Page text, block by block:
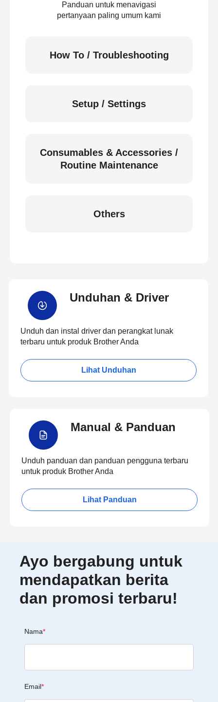
Panduan untuk menavigasi
pertanyaan paling umum kami
How To / Troubleshooting
Setup / Settings
Consumables & Accessories /
Routine Maintenance
Others
Unduhan & Driver
Unduh dan instal driver dan perangkat lunak
terbaru untuk produk Brother Anda
Lihat Unduhan
Manual & Panduan
Unduh panduan dan panduan pengguna terbaru
untuk produk Brother Anda
Lihat Panduan
Ayo bergabung untuk
mendapatkan berita
dan promosi terbaru!
Nama*
Email*